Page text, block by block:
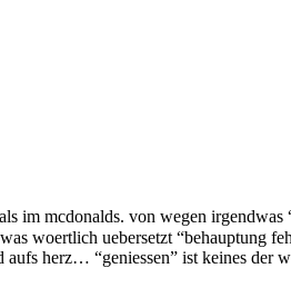
im mcdonalds. von wegen
woertlich uebersetzt “behauptung
herz… “geniessen” ist keines der